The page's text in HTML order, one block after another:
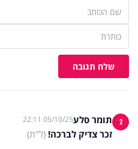
שלח תגובה
2 תומר סלע05/10/25 22:11
זכר צדיק לברכה! (ל"ת)